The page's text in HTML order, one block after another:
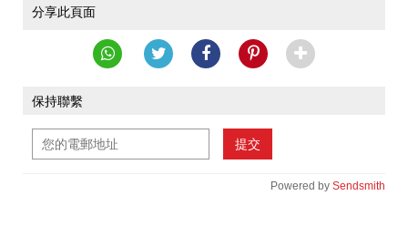
分享此頁面
保持聯繫
提交
Powered by Sendsmith